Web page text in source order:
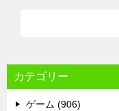
カテゴリー
ゲーム (906)